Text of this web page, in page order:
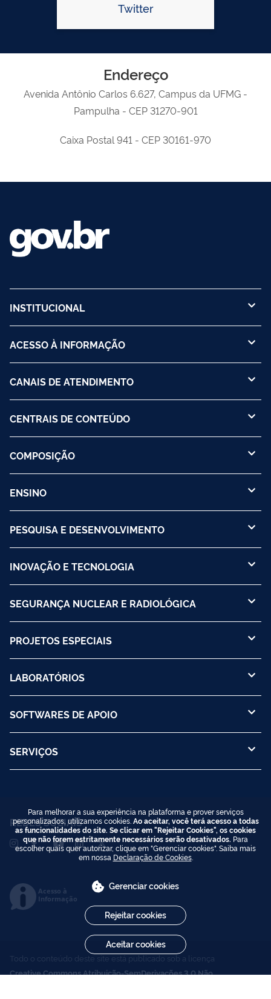
Twitter
Endereço
Avenida Antônio Carlos 6.627, Campus da UFMG -
Pampulha - CEP 31270-901
Caixa Postal 941 - CEP 30161-970
INSTITUCIONAL
ACESSO À INFORMAÇÃO
CANAIS DE ATENDIMENTO
CENTRAIS DE CONTEÚDO
COMPOSIÇÃO
ENSINO
PESQUISA E DESENVOLVIMENTO
INOVAÇÃO E TECNOLOGIA
SEGURANÇA NUCLEAR E RADIOLÓGICA
PROJETOS ESPECIAIS
LABORATÓRIOS
SOFTWARES DE APOIO
SERVIÇOS
REDES SOCIAIS
Acesso à
Informação
Todo o conteúdo deste site está publicado sob a licença
Creative Commons Atribuição-SemDerivações 3.0 Não
Para melhorar a sua experiência na plataforma e prover serviços
personalizados, utilizamos cookies. Ao aceitar, você terá acesso a todas
as funcionalidades do site. Se clicar em "Rejeitar Cookies", os cookies
que não forem estritamente necessários serão desativados. Para
escolher quais quer autorizar, clique em "Gerenciar cookies". Saiba mais
em nossa Declaração de Cookies.
Gerenciar cookies
Rejeitar cookies
Aceitar cookies